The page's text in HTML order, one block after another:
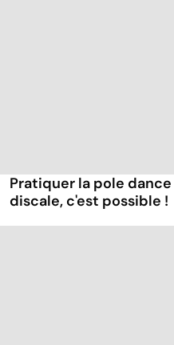
Pratiquer la pole
discale, c'est possible !